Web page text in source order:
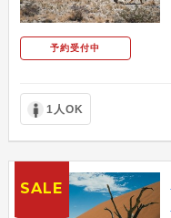
予約受付中
1人OK
SALE